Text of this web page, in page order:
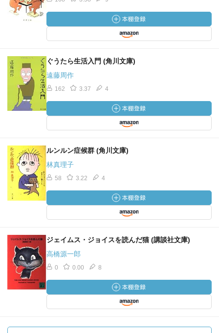
ぐうたら生活入門 (角川文庫)
遠藤周作
162 3.37 4
ルンルン症候群 (角川文庫)
林真理子
58 3.22 4
ジェイムス・ジョイスを読んだ猫 (講談社文庫)
高橋源一郎
0 0.00 8